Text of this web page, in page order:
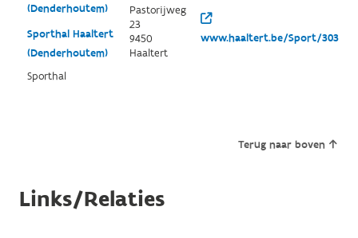
(Denderhoutem)
Sporthal Haaltert
(Denderhoutem)
Sporthal
Pastorijweg
23
9450
Haaltert
www.haaltert.be/Sport/3038/
Terug naar boven
Links/Relaties